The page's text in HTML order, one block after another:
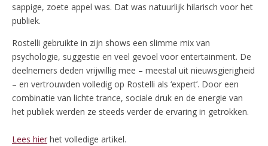
sappige, zoete appel was. Dat was natuurlijk hilarisch voor het
publiek.
Rostelli gebruikte in zijn shows een slimme mix van
psychologie, suggestie en veel gevoel voor entertainment. De
deelnemers deden vrijwillig mee – meestal uit nieuwsgierigheid
– en vertrouwden volledig op Rostelli als ‘expert’. Door een
combinatie van lichte trance, sociale druk en de energie van
het publiek werden ze steeds verder de ervaring in getrokken.
Lees hier het volledige artikel.